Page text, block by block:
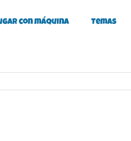
con máquina Temas